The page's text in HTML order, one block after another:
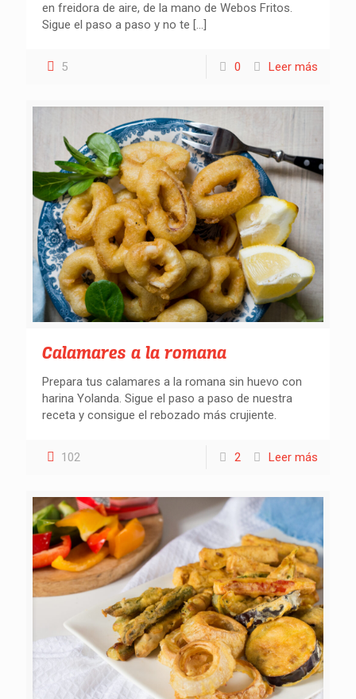
en freidora de aire, de la mano de Webos Fritos.
Sigue el paso a paso y no te […]
5 0 Leer más
Calamares a la romana
Prepara tus calamares a la romana sin huevo con
harina Yolanda. Sigue el paso a paso de nuestra
receta y consigue el rebozado más crujiente.
102 2 Leer más